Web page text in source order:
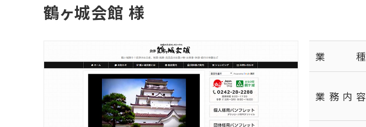
鶴ヶ城会館 様
業種
業務内容